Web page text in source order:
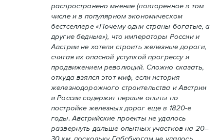
распространено мнение (повторенное в том
числе и в популярном экономическом
бестселлере «Почему одни страны богатые, а
другие бедные»), что императоры России и
Австрии не хотели строить железные дороги,
считая их опасной уступкой прогрессу и
продвижением революций. Сложно сказать,
откуда взялся этот миф, если история
железнодорожного строительства и Австрии
и России содержит первые опыты по
постройке железных дорог еще в 1820-е
годы. Австрийские проекты не удалось
развернуть дальше опытных участков на 20–